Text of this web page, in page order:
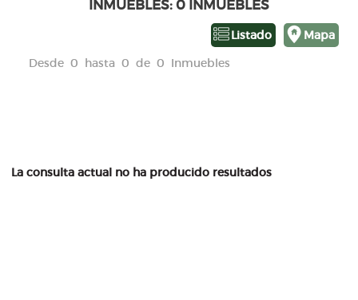
INMUEBLES: 0 INMUEBLES
Mapa
Listado
Desde 0 hasta 0 de 0 Inmuebles
La consulta actual no ha producido resultados